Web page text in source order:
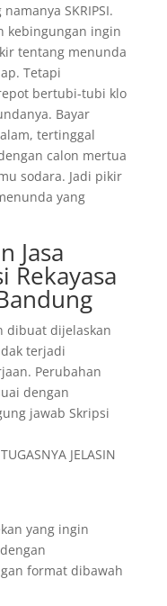
SKRIPSI.
kebingungan ingin
tentang menunda
Tetapi
bertubi-tubi klo
Bayar
tertinggal
calon mertua
sodara. Jadi pikir
yang
Jasa
Rekayasa
dibuat dijelaskan
terjadi
Perubahan
dengan
jawab Skripsi
JELASIN
yang ingin
format dibawah